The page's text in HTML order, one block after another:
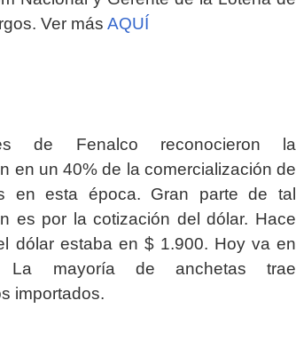
Ver más AQUÍ
de Fenalco reconocieron la
en un 40% de la comercialización de
en esta época. Gran parte de tal
es por la cotización del dólar. Hace
dólar estaba en $ 1.900. Hoy va en
La mayoría de anchetas trae
importados.